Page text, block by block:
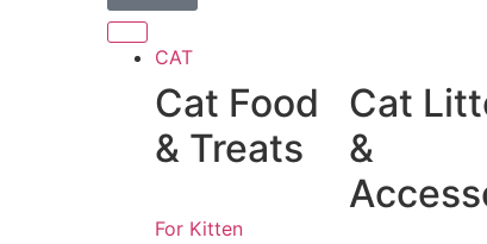
CAT
Cat Food
& Treats
For Kitten
Cat
&